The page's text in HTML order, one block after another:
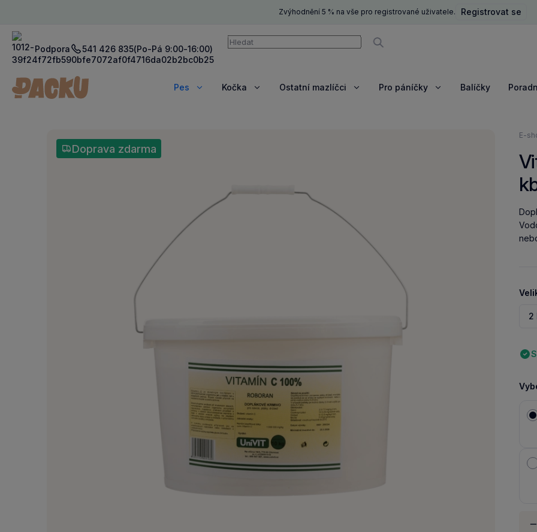
Zvýhodnění 5 % na vše pro registrované uživatele. Registrovat se
Podpora 541 426 835(Po-Pá 9:00-16:00)
Vyhledávání
Vyhledávat
Pes
ZobrazitKočka
ZobrazitOstatní mazlíčci
ZobrazitPro páníčky
ZobrazitBalíčky
zde:
E-
Doprava zdarma
2
-